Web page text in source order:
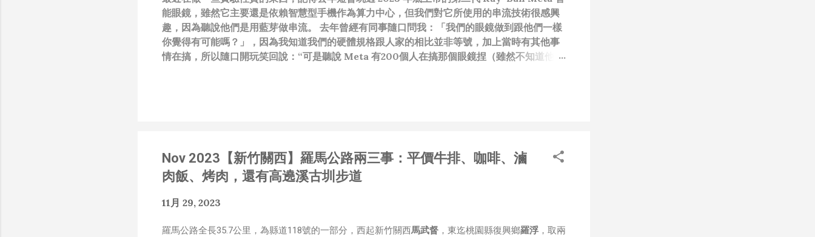
能眼鏡，雖然它主要還是依賴智慧型手機作為算力中心，但我們對它所使用的串流技術很感興
趣，因為聽說他們是用藍芽做串流。 去年曾經有同事隨口問我：「我們的眼鏡做到跟他們一樣
你覺得有可能嗎？」，因為我知道我們的硬體規格跟人家的相比並非等號，加上當時有其他事
情在搞，所以隨口開玩笑回說：“可是聽說 Meta 有200個人在搞那個眼鏡捏（雖然不知道他們
扛、散佈同事私生活謠言，還有職場霸凌，這些你他媽都頂級專業戶，除此之外沒啥洨用
了！） 一件理論上可以做到的事情，外行人的認知被信息差，不懂加上沒實作能力去驗證，就
什麼都變成黑科技了（多黑？比巴西黑鮑魚還黑嗎？）。反重力技術說不定也非啥黑科技，只
是政府不讓你普通老百姓了解罷了。 Ray-ban Meta 的黑科技，講白了就是人家拉個百人團隊
Ray-Ban Meta 的智慧眼鏡有塞入一個強大的 WiFi 6 晶片在裡面，一開始我猜測會不會有可
Nov 2023【新竹關西】羅馬公路兩三事：平價牛排、咖啡、滷
肉飯、烤肉，還有高遶溪古圳步道
11月 29, 2023
羅馬公路全長35.7公里，為縣道118號的一部分，西起新竹關西馬武督 ，東迄桃園縣復興鄉羅浮 ，取兩